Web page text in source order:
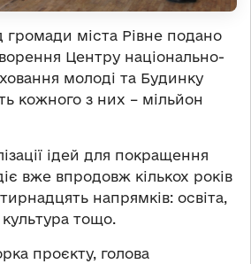
міста Рівне подано
Центру національно-
молоді та Будинку
кожного з них – мільйон
ідей для покращення
вже впродовж кількох років
напрямків: освіта,
тощо.
проєкту, голова